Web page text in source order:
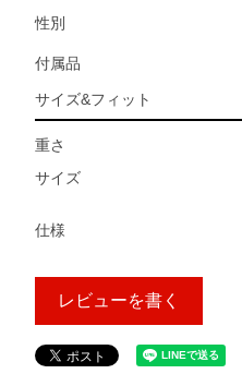
性別
付属品
サイズ&フィット
重さ
サイズ
仕様
レビューを書く